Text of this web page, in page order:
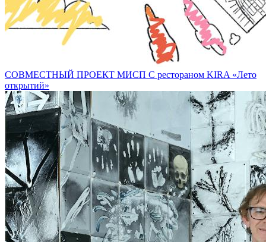
СОВМЕСТНЫЙ ПРОЕКТ МИСП С рестораном KIRA «Лето
открытий»